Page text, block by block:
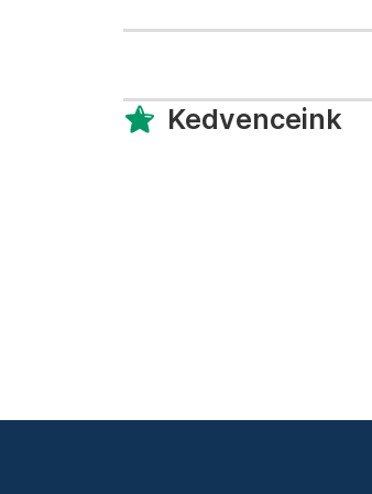
Kedvenceink